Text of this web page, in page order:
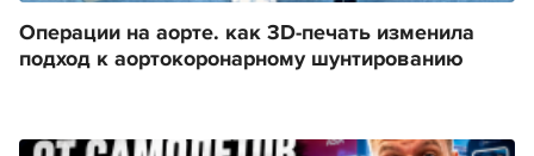
Операции на аорте. как 3D-печать изменила
подход к аортокоронарному шунтированию